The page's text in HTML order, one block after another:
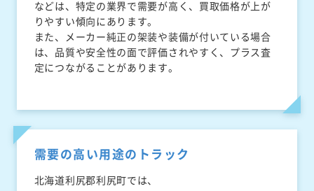
などは、特定の業界で需要が高く、買取価格が上が
りやすい傾向にあります。
また、メーカー純正の架装や装備が付いている場合
は、品質や安全性の面で評価されやすく、プラス査
定につながることがあります。
需要の高い用途のトラック
北海道利尻郡利尻町では、